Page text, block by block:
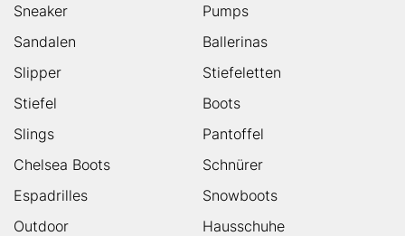
Sneaker
Pumps
Sandalen
Ballerinas
Slipper
Stiefeletten
Stiefel
Boots
Slings
Pantoffel
Chelsea Boots
Schnürer
Espadrilles
Snowboots
Outdoor
Hausschuhe